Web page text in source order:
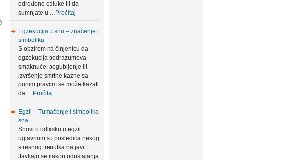
određene odluke ili da
sumnjate u … Pročitaj
Egzekucija u snu – značenje i
simbolika
S obzirom na činjenicu da
egzekucija podrazumeva
smaknuće, pogubljenje ili
izvršenje smrtne kazne sa
punim pravom se može kazati
da … Pročitaj
Egzil – Tumačenje i simbolika
sna
Snovi o odlasku u egzil
uglavnom su posledica nekog
stresnog trenutka na javi.
Javljaju se nakon odustajanja